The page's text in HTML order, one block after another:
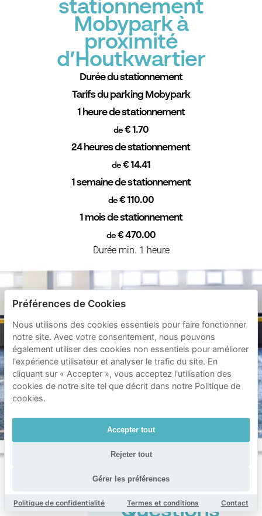
stationnement
Mobypark à
proximité
d’Houtkwartier
Durée du stationnement
Tarifs du parking Mobypark
1 heure de stationnement
de€ 1.70
24 heures de stationnement
de€ 14.41
1 semaine de stationnement
de€ 110.00
1 mois de stationnement
de € 470.00
Durée min. 1 heure
Questions
Préférences de Cookies
Nous utilisons des cookies essentiels pour faire fonctionner
notre site. Avec votre consentement, nous pouvons
également utiliser des cookies non essentiels pour améliorer
l'expérience utilisateur et analyser le trafic du site. En
cliquant sur « Accepter », vous acceptez l'utilisation des
cookies de notre site tel que décrit dans notre Politique de
cookies.
Accepter tout
Rejeter tout
Gérer les préférences
Politique de confidentialité Termes et conditions Contact